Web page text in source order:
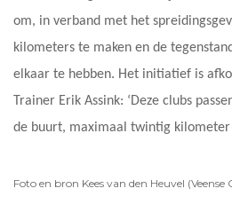
om, in verband met het
kilometers te maken en de
elkaar te hebben. Het initiatief is
Trainer Erik Assink: ‘Deze clubs
de buurt, maximaal twintig kilometer
Foto en bron Kees van den Heuvel (Veense